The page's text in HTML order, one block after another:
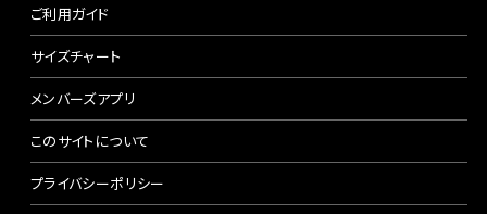
ご利用ガイド
サイズチャート
メンバーズアプリ
このサイトについて
プライバシーポリシー